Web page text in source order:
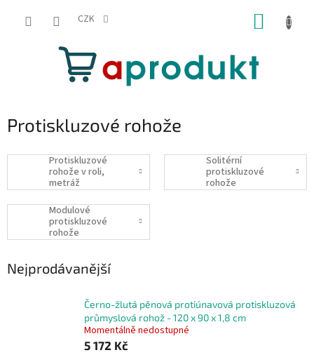
CZK
Protiskluzové rohože
Protiskluzové
rohože v roli,
metráž
Solitérní
protiskluzové
rohože
Modulové
protiskluzové
rohože
Nejprodávanější
Černo-žlutá pěnová protiúnavová protiskluzová
průmyslová rohož - 120 x 90 x 1,8 cm
Momentálně nedostupné
5 172 Kč